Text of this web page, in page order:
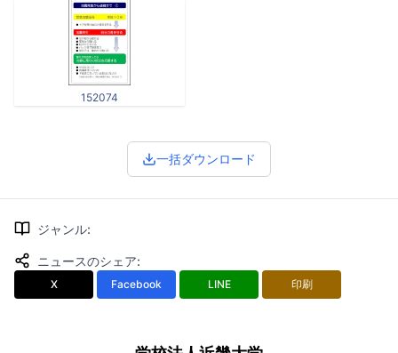
152074
一括ダウンロード
ジャンル:
ニュースのシェア:
X Facebook LINE 印刷